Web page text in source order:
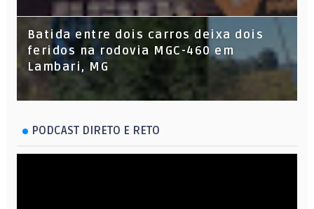
Batida entre dois carros deixa dois
feridos na rodovia MGC-460 em
Lambari, MG
PODCAST DIRETO E RETO